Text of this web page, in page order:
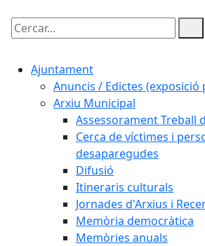
Cercar:
Ajuntament
Anuncis / Edictes (exposició
Arxiu Municipal
Assessorament Treball
Cerca de víctimes i
desaparegudes
Difusió
Itineraris culturals
Jornades d'Arxius i
Memòria democràtica
Memòries anuals